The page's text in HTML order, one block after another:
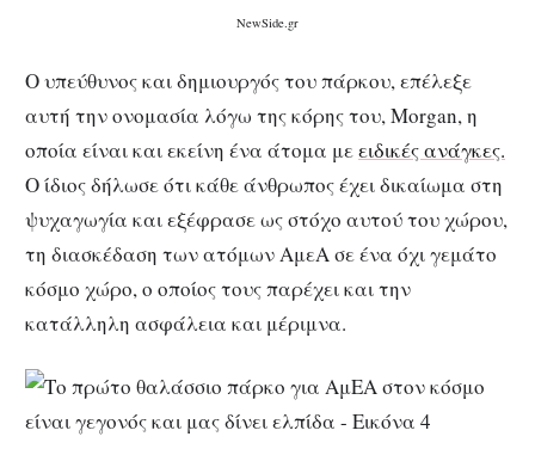
NewSide.gr
Ο υπεύθυνος και δημιουργός του πάρκου, επέλεξε
αυτή την ονομασία λόγω της κόρης του, Morgan, η
οποία είναι και εκείνη ένα άτομα μεειδικές ανάγκες.
Ο ίδιος δήλωσε ότι κάθε άνθρωπος έχει δικαίωμα στη
ψυχαγωγία και εξέφρασε ως στόχο αυτού του χώρου,
τη διασκέδαση των ατόμων ΑμεΑ σε ένα όχι γεμάτο
κόσμο χώρο, ο οποίος τους παρέχει και την
κατάλληλη ασφάλεια και μέριμνα.